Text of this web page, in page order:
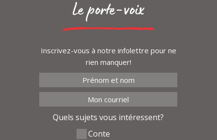
Le porte-voix
Inscrivez-vous à notre infolettre pour ne
rien manquer!
Quels sujets vous intéressent?
Conte